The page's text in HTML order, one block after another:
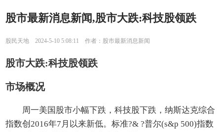
股市最新消息新闻,股市大跌:科技股领跌
股民天地 2024-5-10 5:08:11 作者：股市最新消息新闻
股市大跌:科技股领跌
市场概况
周一美国股市小幅下跌，科技股下跌，纳斯达克综合
指数创2016年7月以来新低。标准?& ?普尔(s&p 500)指数